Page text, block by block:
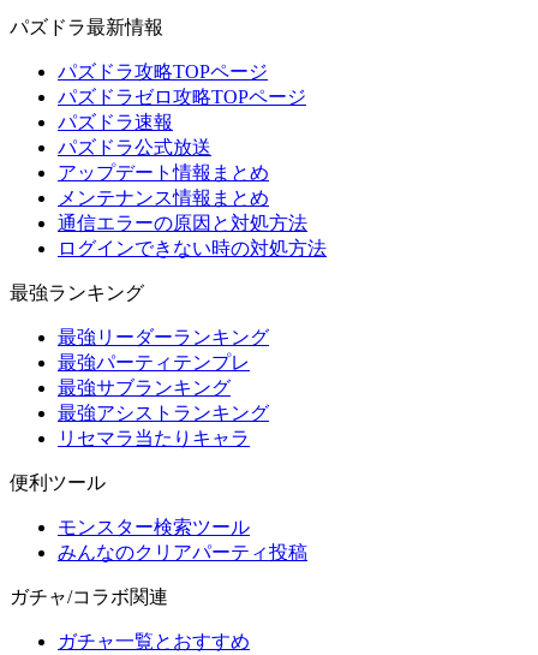
パズドラ最新情報
パズドラ攻略TOPページ
パズドラゼロ攻略TOPページ
パズドラ速報
パズドラ公式放送
アップデート情報まとめ
メンテナンス情報まとめ
通信エラーの原因と対処方法
ログインできない時の対処方法
最強ランキング
最強リーダーランキング
最強パーティテンプレ
最強サブランキング
最強アシストランキング
リセマラ当たりキャラ
便利ツール
モンスター検索ツール
みんなのクリアパーティ投稿
ガチャ/コラボ関連
ガチャ一覧とおすすめ